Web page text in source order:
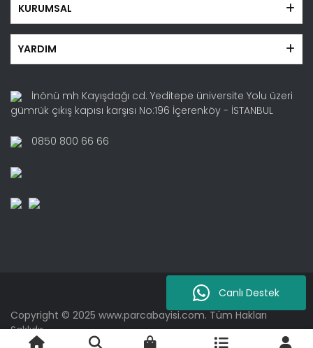
KURUMSAL
YARDIM
İnönü mh Kayışdağı cd. Yeditepe üniversite Yolu üzeri
gümrük çıkış kapısı karşısı No:196 İçerenköy - İSTANBUL
0850 800 66 66
Copyright © 2025 www.parcabayisi.com. Tüm Hakları
Saklıdır.
Canlı Destek